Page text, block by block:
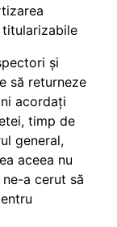
și
să returneze
acordați
timp de
general,
aceea nu
a cerut să